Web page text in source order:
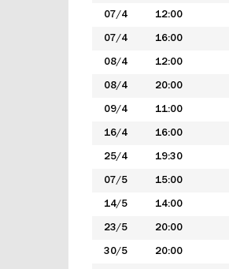
07/4 12:00
07/4 16:00
08/4 12:00
08/4 20:00
09/4 11:00
16/4 16:00
25/4 19:30
07/5 15:00
14/5 14:00
23/5 20:00
30/5 20:00